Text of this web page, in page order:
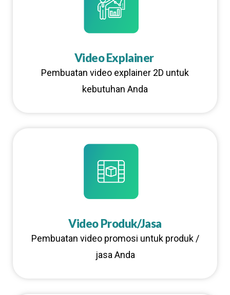
Video Explainer
Pembuatan video explainer 2D untuk
kebutuhan Anda
Video Produk/Jasa
Pembuatan video promosi untuk produk /
jasa Anda